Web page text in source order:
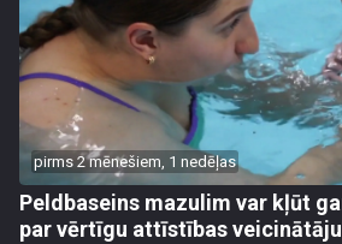
pirms 2 mēnešiem, 1 nedēļas
Peldbaseins mazulim var kļūt
par vērtīgu attīstības veicinātāju